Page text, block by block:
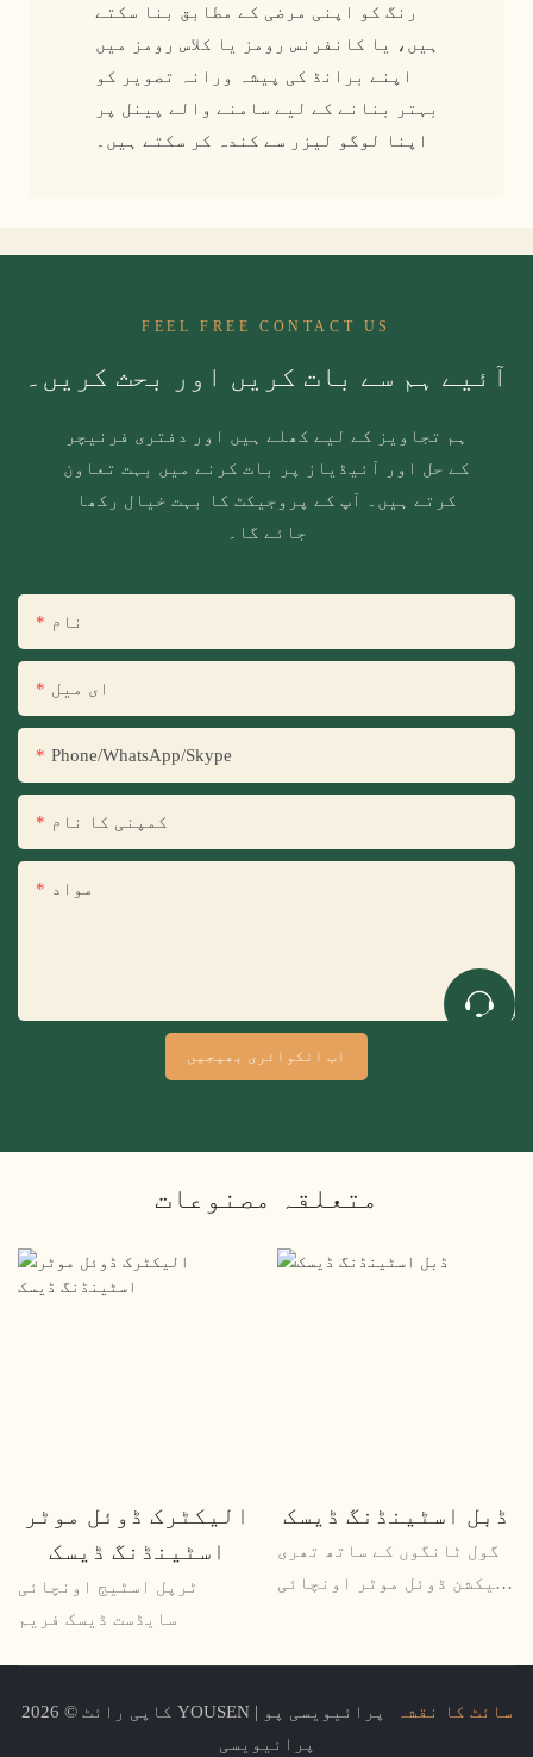
رنگ کو اپنی مرضی کے مطابق بنا سکتے
ہیں، یا کانفرنس رومز یا کلاس رومز میں
اپنے برانڈ کی پیشہ ورانہ تصویر کو
بہتر بنانے کے لیے سامنے والے پینل پر
اپنا لوگو لیزر سے کندہ کر سکتے ہیں۔
FEEL FREE CONTACT US
آئیے ہم سے بات کریں اور بحث کریں۔
ہم تجاویز کے لیے کھلے ہیں اور دفتری فرنیچر
کے حل اور آئیڈیاز پر بات کرنے میں بہت تعاون
کرتے ہیں۔ آپ کے پروجیکٹ کا بہت خیال رکھا
جائے گا۔
نام
ای میل
Phone/WhatsApp/Skype
کمپنی کا نام
مواد
اب انکوائری بھیجیں
متعلقہ مصنوعات
الیکٹرک ڈوئل موٹر
اسٹینڈنگ ڈیسک
ٹرپل اسٹیج اونچائی
سایڈست ڈیسک فریم
ڈبل اسٹینڈنگ ڈیسک
گول ٹانگوں کے ساتھ تھری
سیکشن ڈوئل موٹر اونچائی
کاپی رائٹ © 2026 YOUSEN | سائٹ کا نقشہ
پرائیویسی پو
پرائیویسی